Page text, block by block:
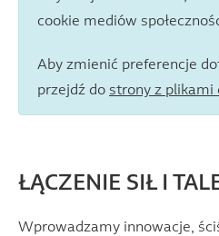
cookie mediów
Aby zmienić preferencje
przejdź do strony z plikami
ŁĄCZENIE SIŁ I
Wprowadzamy innowacje,